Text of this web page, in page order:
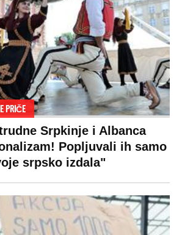
PRIČE
Srpkinje i Albanca
Popljuvali ih samo
srpsko izdala"